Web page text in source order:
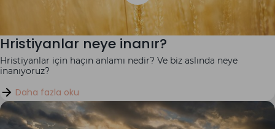
Hristiyanlar neye inanır?
Hristiyanlar için haçın anlamı nedir? Ve biz aslında neye
inanıyoruz?
Daha fazla oku